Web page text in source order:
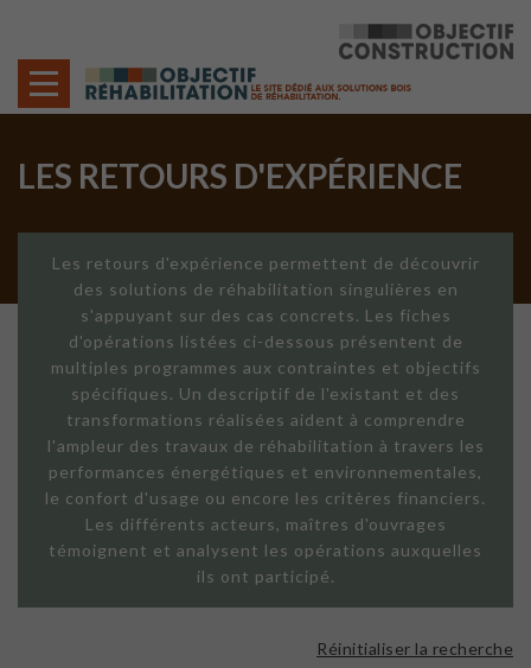
LES RETOURS D'EXPÉRIENCE
Les retours d'expérience permettent de découvrir
des solutions de réhabilitation singulières en
s'appuyant sur des cas concrets. Les fiches
d'opérations listées ci-dessous présentent de
multiples programmes aux contraintes et objectifs
spécifiques. Un descriptif de l'existant et des
transformations réalisées aident à comprendre
l'ampleur des travaux de réhabilitation à travers les
performances énergétiques et environnementales,
le confort d'usage ou encore les critères financiers.
Les différents acteurs, maîtres d'ouvrages
témoignent et analysent les opérations auxquelles
ils ont participé.
Réinitialiser la recherche
FAÇADE SUR